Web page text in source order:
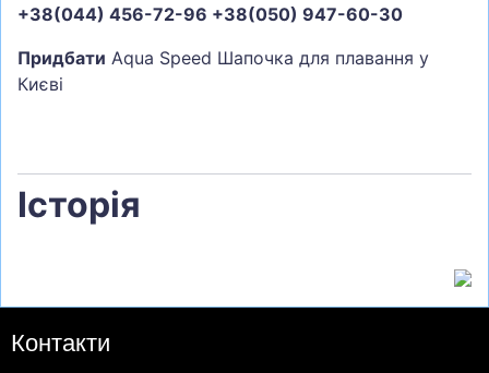
+38(044) 456-72-96 +38(050) 947-60-30
Придбати Aqua Speed Шапочка для плавання у
Києві
Історія
Контакти